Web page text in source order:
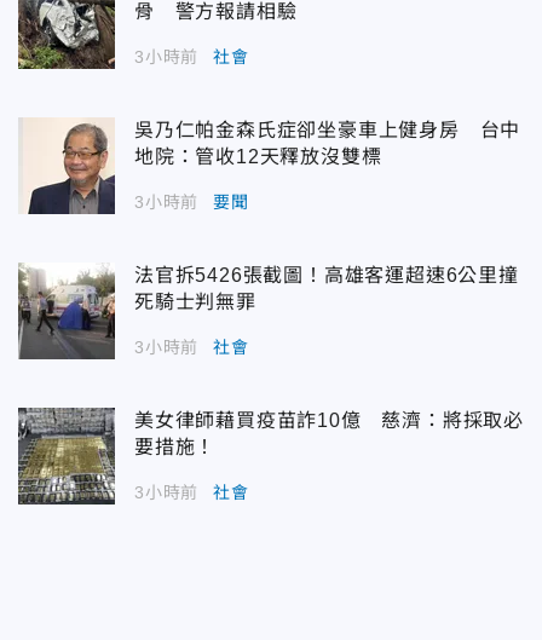
骨 警方報請相驗
3小時前 社會
吳乃仁帕金森氏症卻坐豪車上健身房 台中
地院：管收12天釋放沒雙標
3小時前 要聞
法官拆5426張截圖！高雄客運超速6公里撞
死騎士判無罪
3小時前 社會
美女律師藉買疫苗詐10億 慈濟：將採取必
要措施！
3小時前 社會